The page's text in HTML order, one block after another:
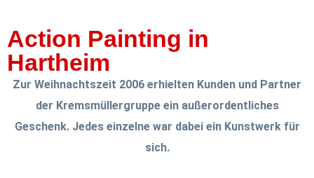
Action Painting in
Hartheim
Zur Weihnachtszeit 2006 erhielten Kunden und Partner
der Kremsmüllergruppe ein außerordentliches
Geschenk. Jedes einzelne war dabei ein Kunstwerk für
sich.